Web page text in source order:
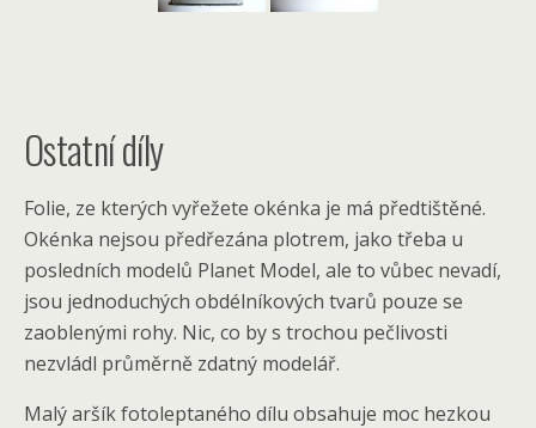
Ostatní díly
Folie, ze kterých vyřežete okénka je má předtištěné.
Okénka nejsou předřezána plotrem, jako třeba u
posledních modelů Planet Model, ale to vůbec nevadí,
jsou jednoduchých obdélníkových tvarů pouze se
zaoblenými rohy. Nic, co by s trochou pečlivosti
nezvládl průměrně zdatný modelář.
Malý aršík fotoleptaného dílu obsahuje moc hezkou